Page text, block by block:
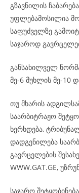
გზავნილის
უფლებამოსილია
საფუძველზე
საჯაროდ
განსახილველ
მე-6 მუხლის მე-10
თუ მხარის
საარბიტრაჟო
ხერხდება,
დადგენილება
გავრცელების
WWW.GAT.GE,
საჯარო